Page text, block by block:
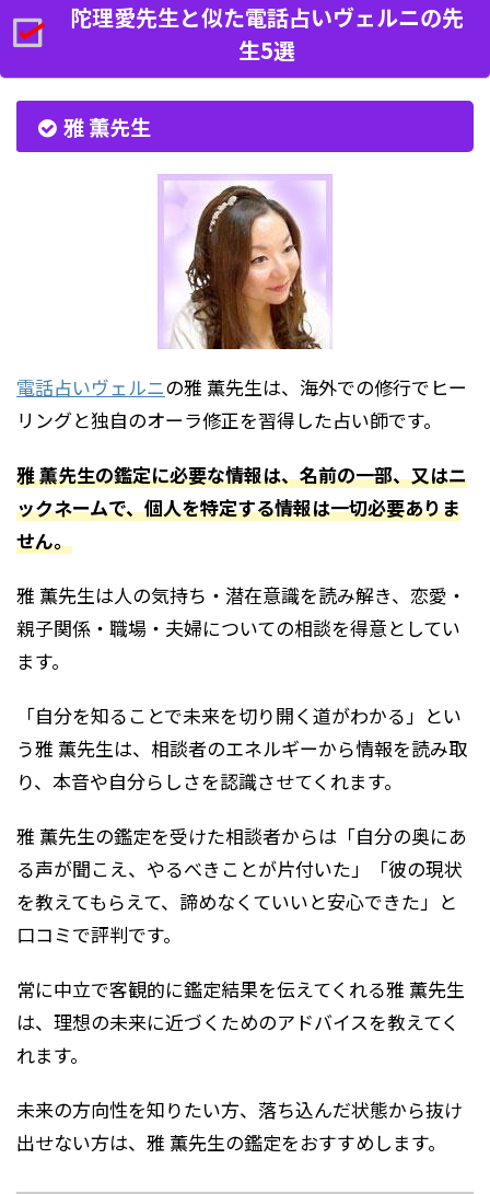
陀理愛先生と似た電話占いヴェルニの先
生5選
雅 薫先生
電話占いヴェルニの雅 薫先生は、海外での修行でヒー
リングと独自のオーラ修正を習得した占い師です。
雅 薫先生の鑑定に必要な情報は、名前の一部、又はニ
ックネームで、個人を特定する情報は一切必要ありま
せん。
雅 薫先生は人の気持ち・潜在意識を読み解き、恋愛・
親子関係・職場・夫婦についての相談を得意としてい
ます。
「自分を知ることで未来を切り開く道がわかる」とい
う雅 薫先生は、相談者のエネルギーから情報を読み取
り、本音や自分らしさを認識させてくれます。
雅 薫先生の鑑定を受けた相談者からは「自分の奥にあ
る声が聞こえ、やるべきことが片付いた」「彼の現状
を教えてもらえて、諦めなくていいと安心できた」と
口コミで評判です。
常に中立で客観的に鑑定結果を伝えてくれる雅 薫先生
は、理想の未来に近づくためのアドバイスを教えてく
れます。
未来の方向性を知りたい方、落ち込んだ状態から抜け
出せない方は、雅 薫先生の鑑定をおすすめします。